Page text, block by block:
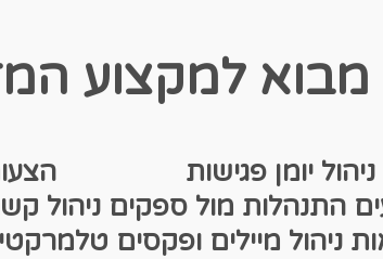
ניהול יומן פגישות
התנהלות מול ספקים ניהול
ניהול מיילים ופקסים